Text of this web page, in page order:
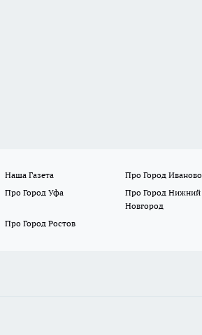
Наша Газета
Про Город Иваново
Про Город Уфа
Про Город Нижний
Новгород
Про Город Ростов